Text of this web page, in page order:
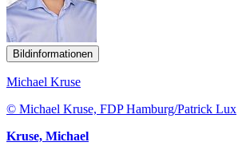
Bildinformationen
Michael Kruse
© Michael Kruse, FDP Hamburg/Patrick Lux
Kruse, Michael